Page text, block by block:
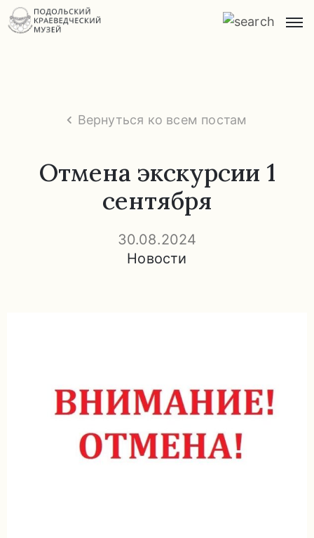
экскурсии
Вернуться ко всем постам
Отмена экскурсии 1
сентября
30.08.2024
Новости